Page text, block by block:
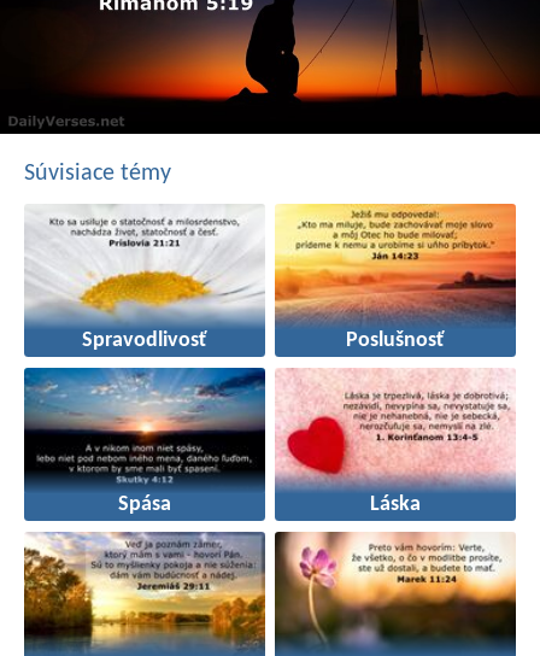
Súvisiace témy
Spravodlivosť Poslušnosť
Spása Láska